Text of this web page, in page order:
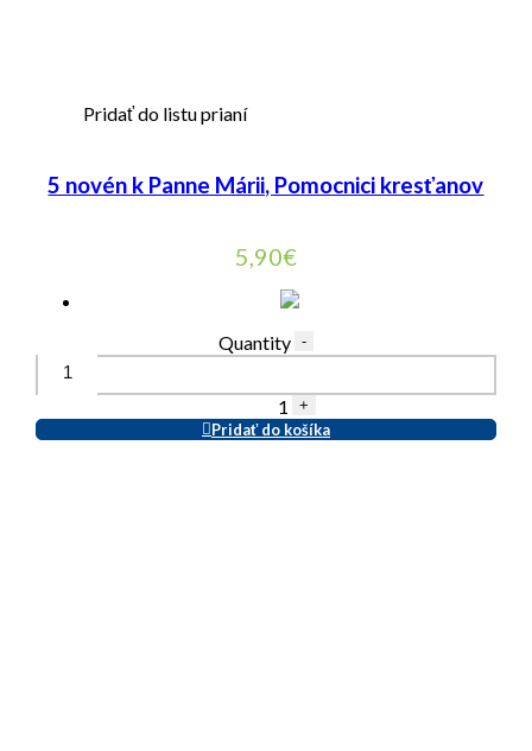
Pridať do listu prianí
5 novén k Panne Márii, Pomocnici kresťanov
5,90€
Quantity -
1 +
Pridať do košíka